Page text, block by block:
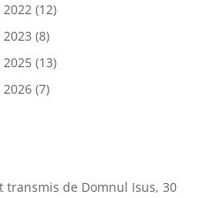
2022(12)
2023 (8)
2025(13)
2026(7)
transmis de Domnul Isus, 30